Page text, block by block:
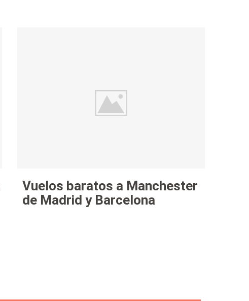
Vuelos baratos a Manchester
de Madrid y Barcelona